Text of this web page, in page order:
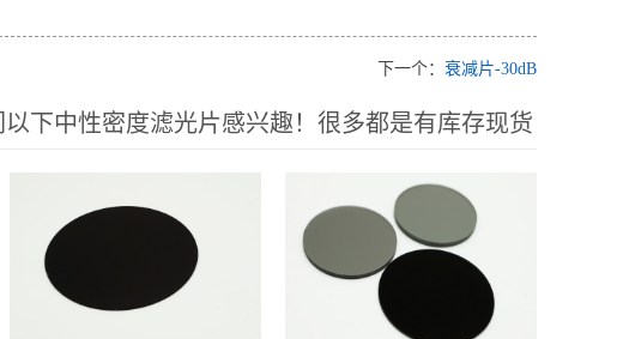
下一个： 衰减片-30dB
下中性密度滤光片感兴趣！很多都是有库存现货